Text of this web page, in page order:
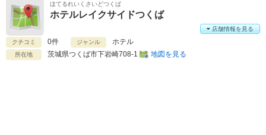
ほてるれいくさいどつくば
ホテルレイクサイドつくば
クチコミ 0件 ジャンル ホテル
所在地 茨城県つくば市下岩崎708-1 地図を見る
店舗情報を見る